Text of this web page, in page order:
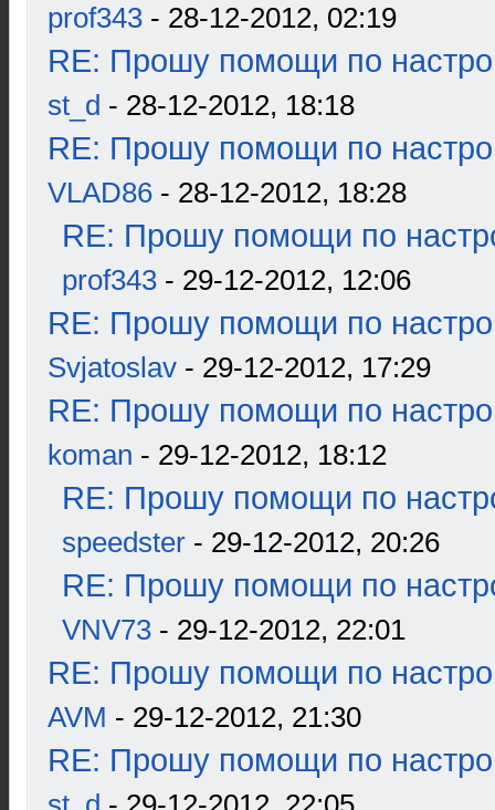
prof343 - 28-12-2012, 02:19
RE: Прошу помощи по
st_d - 28-12-2012, 18:18
RE: Прошу помощи по
VLAD86 - 28-12-2012, 18:28
RE: Прошу помощи по
prof343 - 29-12-2012, 12:06
RE: Прошу помощи по
Svjatoslav - 29-12-2012, 17:29
RE: Прошу помощи по
koman - 29-12-2012, 18:12
RE: Прошу помощи по
speedster - 29-12-2012, 20:26
RE: Прошу помощи по
VNV73 - 29-12-2012, 22:01
RE: Прошу помощи по
AVM - 29-12-2012, 21:30
RE: Прошу помощи по